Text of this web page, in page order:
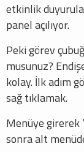
etkinlik
panel açılıyor.
Peki görev
musunuz?
kolay. İlk adım
sağ tıklamak.
Menüye girerek
sonra alt